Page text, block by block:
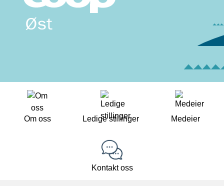
COOP MEDLEM
PRODUKTER
Om oss Ledige stillinger Medeier
Kontakt oss